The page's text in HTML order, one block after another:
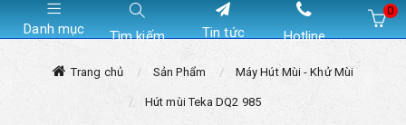
Danh mục Tìm kiếm Tin tức Hotline
0
Trang chủ Sản Phẩm Máy Hút Mùi - Khử Mùi
Hút mùi Teka DQ2 985